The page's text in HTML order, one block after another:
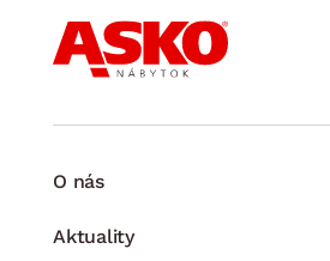
O nás
Aktuality